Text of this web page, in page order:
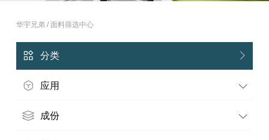
华宇兄弟 / 面料筛选中心
分类
应用
成份